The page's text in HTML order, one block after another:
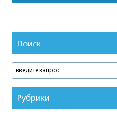
Поиск
Рубрики